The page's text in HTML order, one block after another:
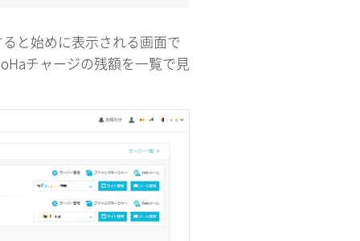
と始めに表示される画面で
チャージの残額を一覧で見